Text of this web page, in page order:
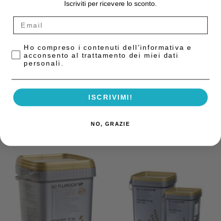
COD:SATA904
Categorie: Gessi Rivestimenti
Descrizione
Iscriviti per ricevere lo sconto.
Privacy Policy
Ho compreso i contenuti dell'informativa e
acconsento al trattamento dei miei dati
personali.
ISCRIVIMI!
NO, GRAZIE